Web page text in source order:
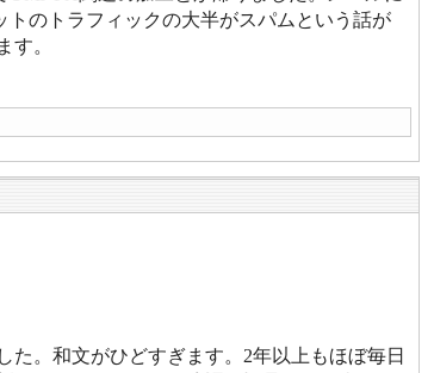
のトラフィックの大半がスパムという話が
す。
。和文がひどすぎます。2年以上もほぼ毎日